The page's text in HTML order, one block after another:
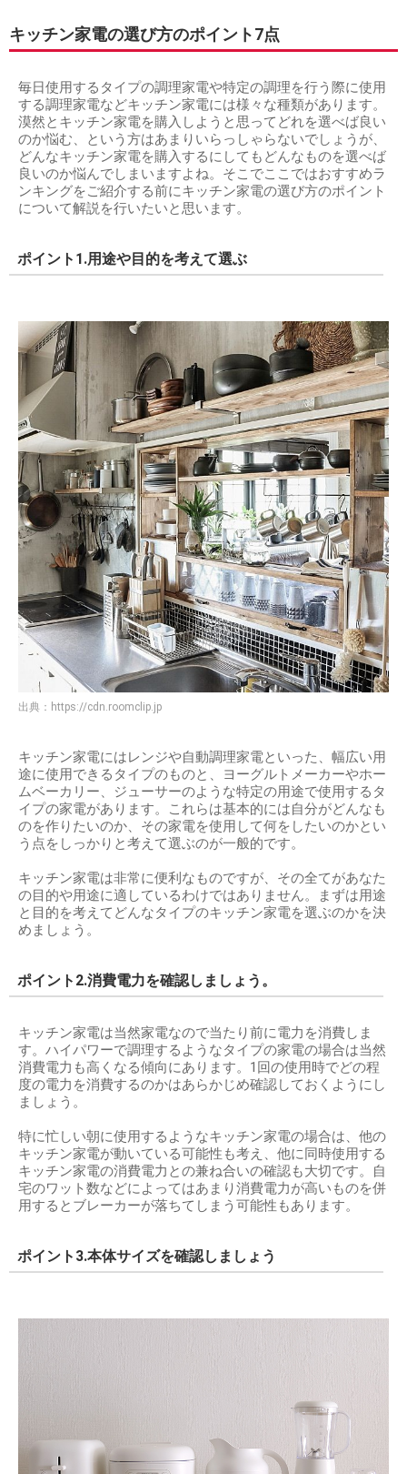
キッチン家電の選び方のポイント7点
毎日使用するタイプの調理家電や特定の調理を行う際に使用
する調理家電などキッチン家電には様々な種類があります。
漠然とキッチン家電を購入しようと思ってどれを選べば良い
のか悩む、という方はあまりいらっしゃらないでしょうが、
どんなキッチン家電を購入するにしてもどんなものを選べば
良いのか悩んでしまいますよね。そこでここではおすすめラ
ンキングをご紹介する前にキッチン家電の選び方のポイント
について解説を行いたいと思います。
ポイント1.用途や目的を考えて選ぶ
出典： https://cdn.roomclip.jp
キッチン家電にはレンジや自動調理家電といった、幅広い用
途に使用できるタイプのものと、ヨーグルトメーカーやホー
ムベーカリー、ジューサーのような特定の用途で使用するタ
イプの家電があります。これらは基本的には自分がどんなも
のを作りたいのか、その家電を使用して何をしたいのかとい
う点をしっかりと考えて選ぶのが一般的です。
キッチン家電は非常に便利なものですが、その全てがあなた
の目的や用途に適しているわけではありません。まずは用途
と目的を考えてどんなタイプのキッチン家電を選ぶのかを決
めましょう。
ポイント2.消費電力を確認しましょう。
キッチン家電は当然家電なので当たり前に電力を消費しま
す。ハイパワーで調理するようなタイプの家電の場合は当然
消費電力も高くなる傾向にあります。1回の使用時でどの程
度の電力を消費するのかはあらかじめ確認しておくようにし
ましょう。
特に忙しい朝に使用するようなキッチン家電の場合は、他の
キッチン家電が動いている可能性も考え、他に同時使用する
キッチン家電の消費電力との兼ね合いの確認も大切です。自
宅のワット数などによってはあまり消費電力が高いものを併
用するとブレーカーが落ちてしまう可能性もあります。
ポイント3.本体サイズを確認しましょう